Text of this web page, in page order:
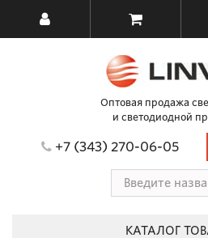
Оптовая продажа
и светодиодной
+7 (343) 270-06-05
КАТАЛОГ